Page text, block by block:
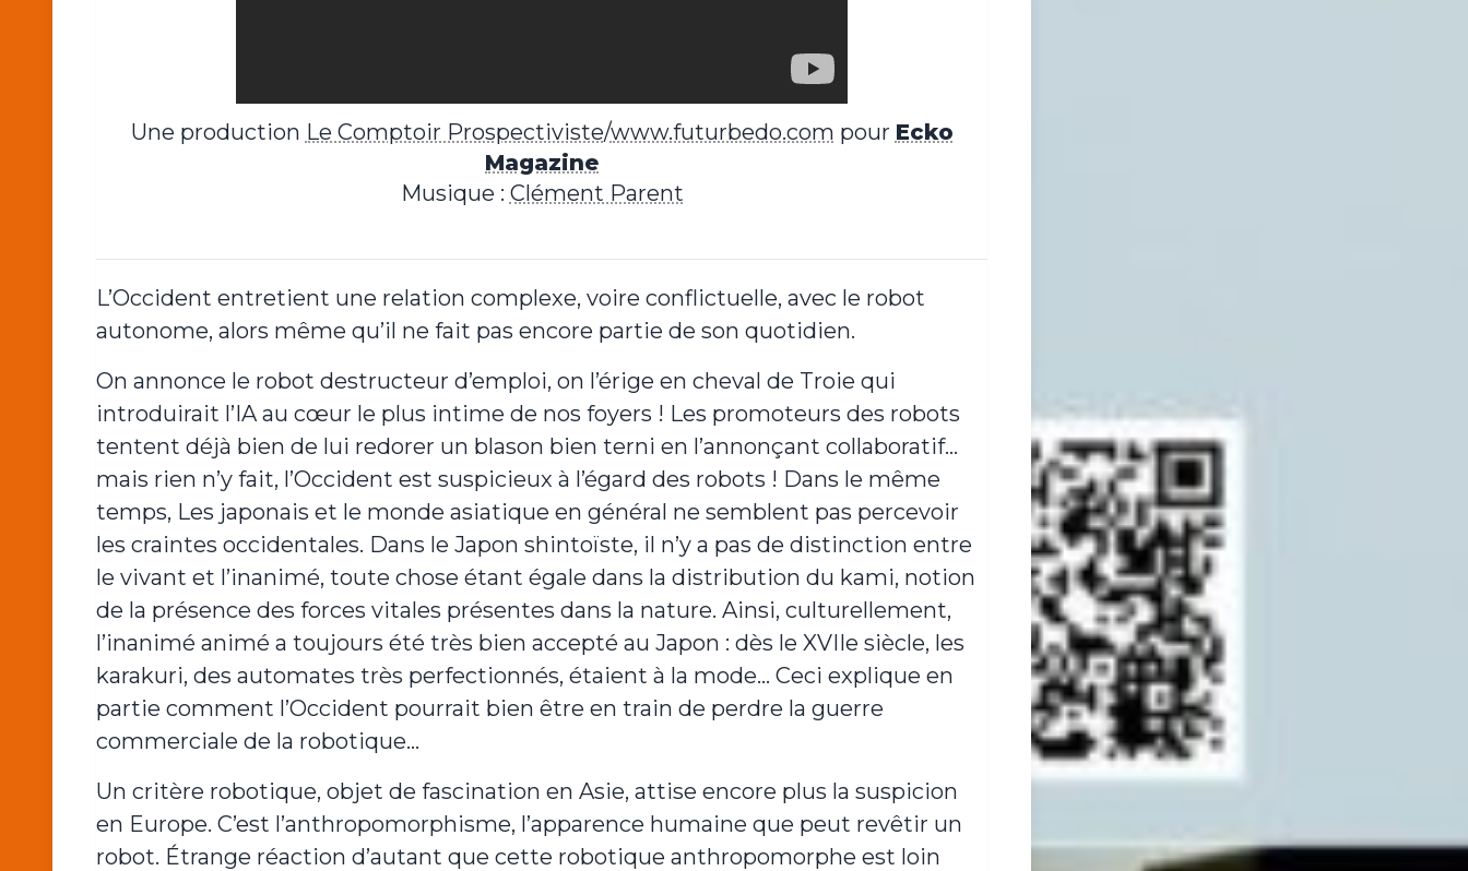
Une production Le Comptoir Prospectiviste/www.futurbedo.com pour Ecko
Magazine
Musique : Clément Parent
L’Occident entretient une relation complexe, voire conflictuelle, avec le robot
autonome, alors même qu’il ne fait pas encore partie de son quotidien.
On annonce le robot destructeur d’emploi, on l’érige en cheval de Troie qui
introduirait l’IA au cœur le plus intime de nos foyers ! Les promoteurs des robots
tentent déjà bien de lui redorer un blason bien terni en l’annonçant collaboratif…
mais rien n’y fait, l’Occident est suspicieux à l’égard des robots ! Dans le même
temps, Les japonais et le monde asiatique en général ne semblent pas percevoir
les craintes occidentales. Dans le Japon shintoïste, il n’y a pas de distinction entre
le vivant et l’inanimé, toute chose étant égale dans la distribution du kami, notion
de la présence des forces vitales présentes dans la nature. Ainsi, culturellement,
l’inanimé animé a toujours été très bien accepté au Japon : dès le XVIIe siècle, les
karakuri, des automates très perfectionnés, étaient à la mode… Ceci explique en
partie comment l’Occident pourrait bien être en train de perdre la guerre
commerciale de la robotique…
Un critère robotique, objet de fascination en Asie, attise encore plus la suspicion
en Europe. C’est l’anthropomorphisme, l’apparence humaine que peut revêtir un
robot. Étrange réaction d’autant que cette robotique anthropomorphe est loin